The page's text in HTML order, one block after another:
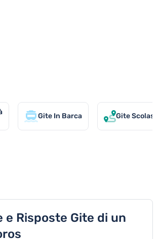
Gite In Barca Gite
e Risposte Gite di un